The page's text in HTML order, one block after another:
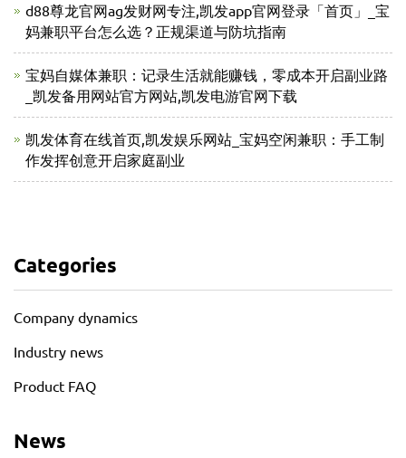
d88尊龙官网ag发财网专注,凯发app官网登录「首页」_宝
妈兼职平台怎么选？正规渠道与防坑指南
宝妈自媒体兼职：记录生活就能赚钱，零成本开启副业路
_凯发备用网站官方网站,凯发电游官网下载
凯发体育在线首页,凯发娱乐网站_宝妈空闲兼职：手工制
作发挥创意开启家庭副业
Categories
Company dynamics
Industry news
Product FAQ
News